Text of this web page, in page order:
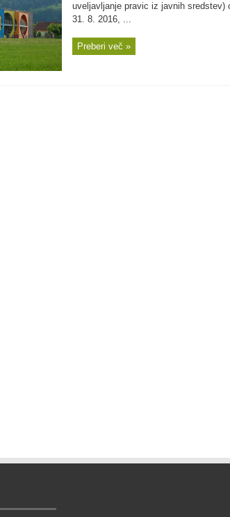
uveljavljanje pravic iz javnih sredstev)
31. 8. 2016, ...
Preberi več »